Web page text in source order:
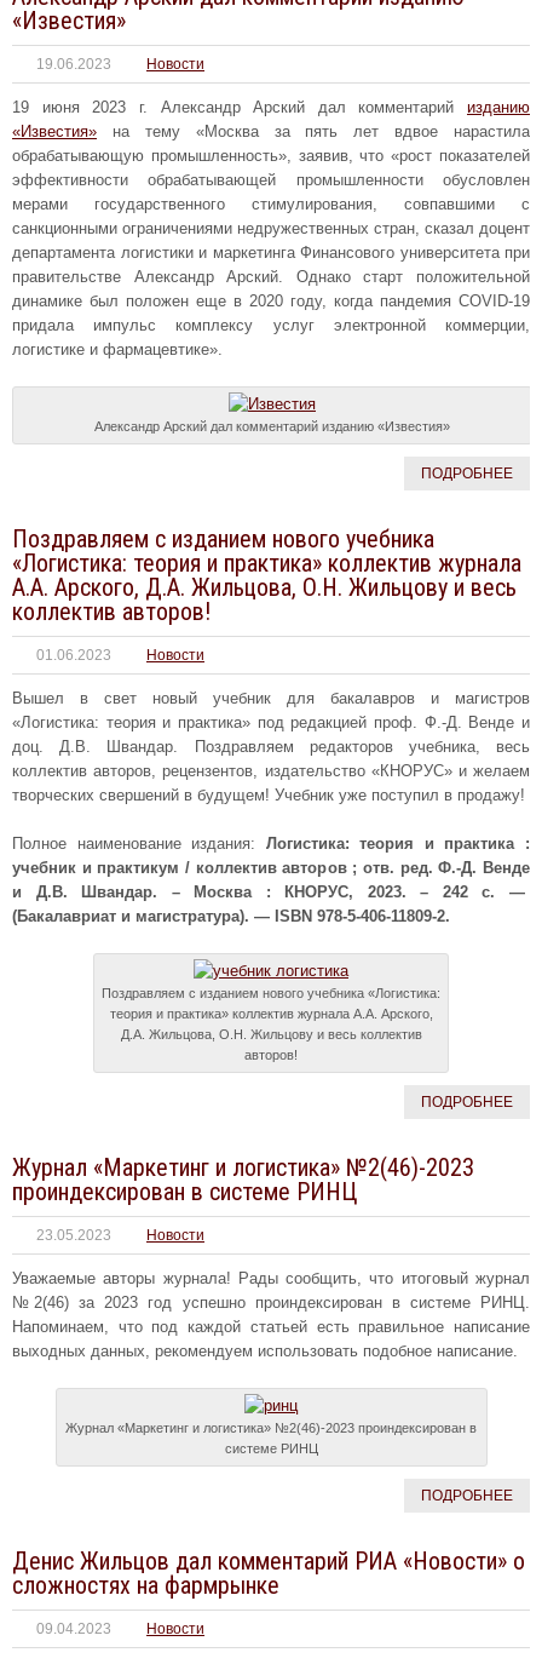
«Известия»
19.06.2023 Новости
19 июня 2023 г. Александр Арский дал комментарий изданию
«Известия» на тему «Москва за пять лет вдвое нарастила
обрабатывающую промышленность», заявив, что «рост показателей
эффективности обрабатывающей промышленности обусловлен
мерами государственного стимулирования, совпавшими с
санкционными ограничениями недружественных стран, сказал доцент
департамента логистики и маркетинга Финансового университета при
правительстве Александр Арский. Однако старт положительной
динамике был положен еще в 2020 году, когда пандемия COVID-19
придала импульс комплексу услуг электронной коммерции,
логистике и фармацевтике».
Александр Арский дал комментарий изданию «Известия»
ПОДРОБНЕЕ
Поздравляем с изданием нового учебника
«Логистика: теория и практика» коллектив журнала
А.А. Арского, Д.А. Жильцова, О.Н. Жильцову и весь
коллектив авторов!
01.06.2023 Новости
Вышел в свет новый учебник для бакалавров и магистров
«Логистика: теория и практика» под редакцией проф. Ф.-Д. Венде и
доц. Д.В. Швандар. Поздравляем редакторов учебника, весь
коллектив авторов, рецензентов, издательство «КНОРУС» и желаем
творческих свершений в будущем! Учебник уже поступил в продажу!
Полное наименование издания: Логистика: теория и практика :
учебник и практикум / коллектив авторов ; отв. ред. Ф.-Д. Венде
и Д.В. Швандар. – Москва : КНОРУС, 2023. – 242 с. —
(Бакалавриат и магистратура). — ISBN 978-5-406-11809-2.
Поздравляем с изданием нового учебника «Логистика:
теория и практика» коллектив журнала А.А. Арского,
Д.А. Жильцова, О.Н. Жильцову и весь коллектив
авторов!
ПОДРОБНЕЕ
Журнал «Маркетинг и логистика» №2(46)-2023
проиндексирован в системе РИНЦ
23.05.2023 Новости
Уважаемые авторы журнала! Рады сообщить, что итоговый журнал
№2(46) за 2023 год успешно проиндексирован в системе РИНЦ.
Напоминаем, что под каждой статьей есть правильное написание
выходных данных, рекомендуем использовать подобное написание.
Журнал «Маркетинг и логистика» №2(46)-2023 проиндексирован в
системе РИНЦ
ПОДРОБНЕЕ
Денис Жильцов дал комментарий РИА «Новости» о
сложностях на фармрынке
09.04.2023 Новости